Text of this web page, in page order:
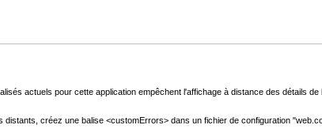
actuels pour cette application empêchent l'affichage à distance des détails
créez une balise <customErrors> dans un fichier de configuration